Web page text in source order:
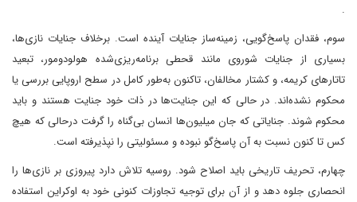
.
سوم، فقدان پاسخ‌گویی، زمینه‌ساز جنایات آینده است. برخلاف جنایات نازی‌ها،
بسیاری از جنایات شوروی مانند قحطی برنامه‌ریزی‌شده هولودومور، تبعید
تاتارهای کریمه، و کشتار مخالفان، تاکنون به‌طور کامل در سطح اروپایی بررسی یا
محکوم نشده‌اند. در حالی که این جنایت‌ها در ذات خود جنایت هستند و باید
محکوم شوند. جنایاتی که جان میلیون‌‌ها انسان بی‌گناه را گرفت درحالی که هیچ
کس تا کنون نسبت به آن پاسخ‌گو نبوده و مسئولیتی را نپذیرفته است.
چهارم، تحریف تاریخی باید اصلاح شود. روسیه تلاش دارد پیروزی بر نازی‌ها را
انحصاری جلوه دهد و از آن برای توجیه تجاوزات کنونی خود به اوکراین استفاده